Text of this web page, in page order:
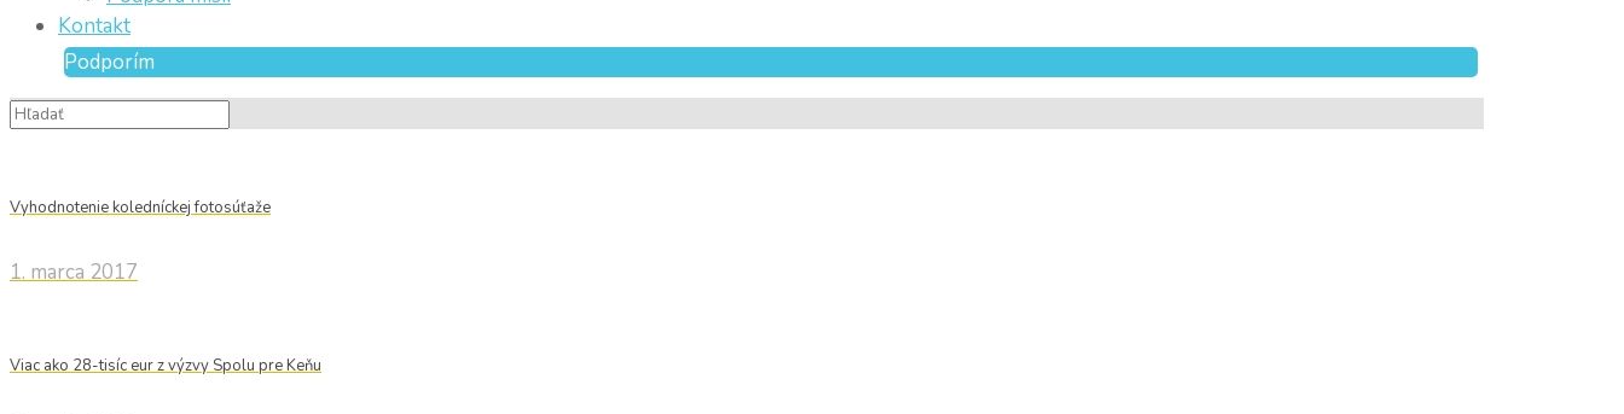
Kontakt
Podporím
Vyhodnotenie koledníckej fotosúťaže
1. marca 2017
Viac ako 28-tisíc eur z výzvy Spolu pre Keňu